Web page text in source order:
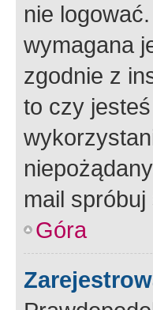
nie
wymagana
zgodnie z
to czy
mail
Góra